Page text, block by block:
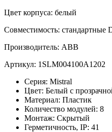
Цвет корпуса: белый
Совместимость: стандартные
Производитель: ABB
Артикул: 1SLM004100A1202
Серия: Mistral
Цвет: Белый с
Материал: Пластик
Количество модулей: 8
Монтаж: Скрытый
Герметичность, IP: 41